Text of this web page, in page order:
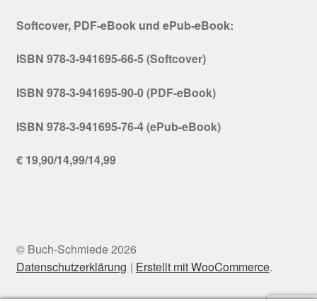
Softcover, PDF-eBook und ePub-eBook:
ISBN 978-3-941695-66-5 (Softcover)
ISBN 978-3-941695-90-0 (PDF-eBook)
ISBN 978-3-941695-76-4 (ePub-eBook)
€ 19,90/14,99/14,99
© Buch-Schmiede 2026
Datenschutzerklärung
Erstellt mit WooCommerce.